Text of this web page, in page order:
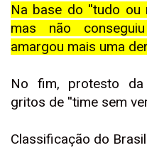
Na base do ''tudo ou
mas não
amargou mais uma
No fim, protesto da
gritos de ''time sem
Classificação do